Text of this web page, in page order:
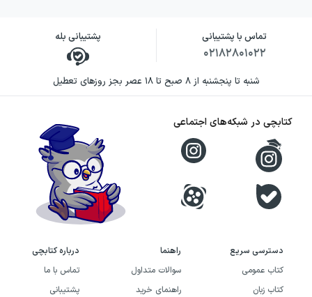
تماس با پشتیبانی
۰۲۱۸۲۸۰۱۰۲۲
پشتیبانی بله
شنبه تا پنجشنبه از ۸ صبح تا ۱۸ عصر بجز روزهای تعطیل
دسترسی سریع
کتاب عمومی
کتاب زبان
راهنما
سوالات متداول
راهنمای خرید
درباره کتابچی
تماس با ما
پشتیبانی
کتابچی در شبکه‌های اجتماعی